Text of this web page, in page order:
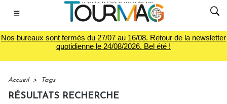
☰
Nos bureaux sont fermés du 27/07 au 16/08. Retour de la newsletter
quotidienne le 24/08/2026. Bel été !
Accueil > Tags
RÉSULTATS RECHERCHE